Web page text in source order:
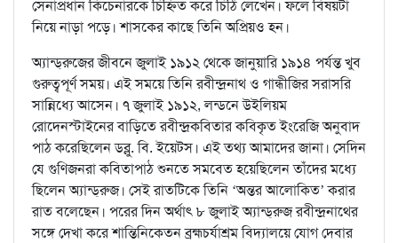
সেনাপ্রধান কিচেনারকে চিহ্নিত করে চিঠি লেখেন। ফলে বিষয়টা
নিয়ে নাড়া পড়ে। শাসকের কাছে তিনি অপ্রিয়ও হন।
অ্যান্ড্‌রুজের জীবনে জুলাই ১৯১২ থেকে জানুয়ারি ১৯১৪ পর্যন্ত খুব
গুরুত্বপূর্ণ সময়। এই সময়ে তিনি রবীন্দ্রনাথ ও গান্ধীজির সরাসরি
সান্নিধ্যে আসেন। ৭ জুলাই ১৯১২, লন্ডনে উইলিয়ম
রোদেনস্টাইনের বাড়িতে রবীন্দ্রকবিতার কবিকৃত ইংরেজি অনুবাদ
পাঠ করেছিলেন ডব্লু. বি. ইয়েটস। এই তথ্য আমাদের জানা। সেদিন
যে গুণিজনরা কবিতাপাঠ শুনতে সমবেত হয়েছিলেন তাঁদের মধ্যে
ছিলেন অ্যান্ড্‌রুজ। সেই রাতটিকে তিনি ‘অন্তর আলোকিত’ করার
রাত বলেছেন। পরের দিন অর্থাৎ ৮ জুলাই অ্যান্ড্‌রুজ রবীন্দ্রনাথের
সঙ্গে দেখা করে শান্তিনিকেতন ব্রহ্মচর্যাশ্রম বিদ্যালয়ে যোগ দেবার